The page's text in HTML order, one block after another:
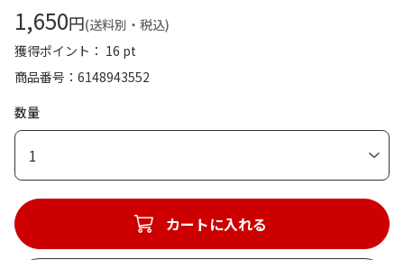
1,650円(送料別・税込)
獲得ポイント： 16 pt
商品番号
6148943552
数量
1
カートに入れる